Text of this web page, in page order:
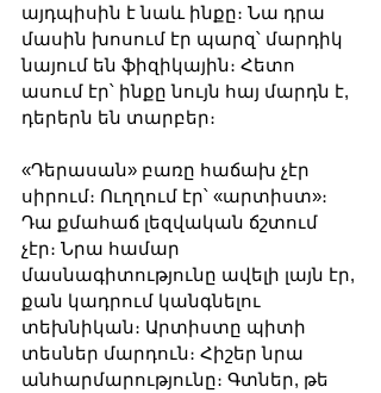
այդպիսին է նաև ինքը։ Նա դրա
մասին խոսում էր պարզ՝ մարդիկ
նայում են ֆիզիկային։ Հետո
ասում էր՝ ինքը նույն հայ մարդն է,
դերերն են տարբեր։
«Դերասան» բառը հաճախ չէր
սիրում։ Ուղղում էր՝ «արտիստ»։
Դա քմահաճ լեզվական ճշտում
չէր։ Նրա համար
մասնագիտությունը ավելի լայն էր,
քան կադրում կանգնելու
տեխնիկան։ Արտիստը պիտի
տեսներ մարդուն։ Հիշեր նրա
անհարմարությունը։ Գտներ, թե